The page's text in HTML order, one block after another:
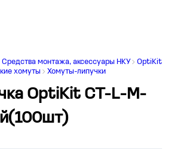
Средства монтажа, аксессуары НКУ
OptiKit
хомуты
Хомуты-липучки
OptiKit CT-L-M-